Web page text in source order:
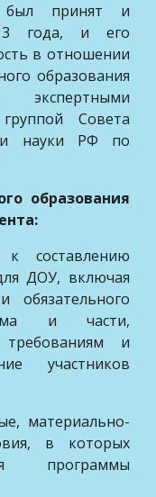
был принят и
года, и его
в отношении
образования
Совета
и науки РФ по
образования
ДОУ, включая
обязательного
и части,
и
участников
материально-
в которых
программы